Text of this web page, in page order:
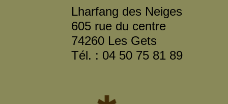
Lharfang des Neiges
605 rue du centre
74260 Les Gets
Tél. : 04 50 75 81 89